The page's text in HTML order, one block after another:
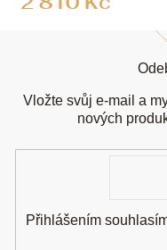
Vložte svůj e-mail a
nových
Přihlášením